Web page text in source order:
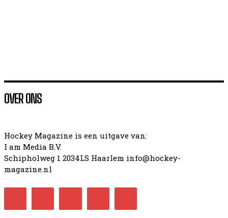
OVER ONS
Hockey Magazine is een uitgave van:
I am Media B.V.
Schipholweg 1 2034LS Haarlem info@hockey-
magazine.nl